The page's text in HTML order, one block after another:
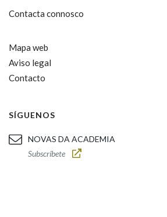
Contacta connosco
Mapa web
Aviso legal
Contacto
SÍGUENOS
NOVAS DA ACADEMIA
Subscríbete